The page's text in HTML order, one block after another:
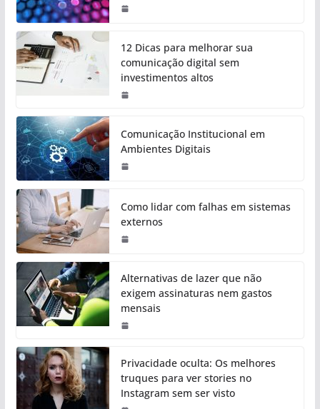
12 Dicas para melhorar sua
comunicação digital sem
investimentos altos
Comunicação Institucional em
Ambientes Digitais
Como lidar com falhas em sistemas
externos
Alternativas de lazer que não
exigem assinaturas nem gastos
mensais
Privacidade oculta: Os melhores
truques para ver stories no
Instagram sem ser visto